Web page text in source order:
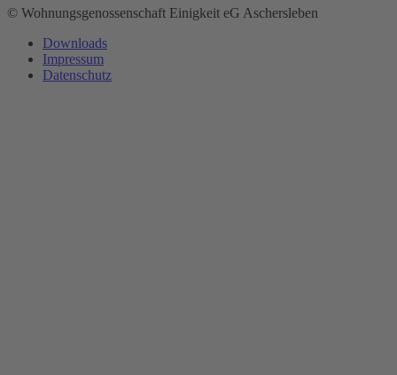
© Wohnungsgenossenschaft Einigkeit eG Aschersleben
Downloads
Impressum
Datenschutz